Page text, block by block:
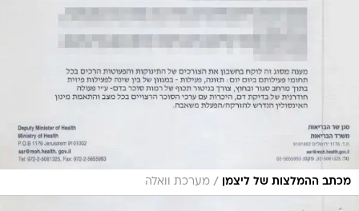
מכתב ההמלצות של ליצמן / מערכת וואלה